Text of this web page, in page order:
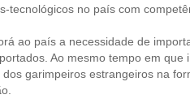
tecnológicos no país com
ao país a necessidade de
Ao mesmo tempo em que
garimpeiros estrangeiros na